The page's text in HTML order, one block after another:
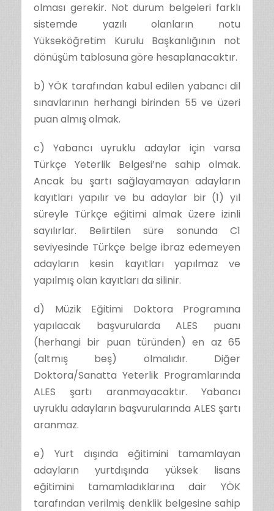
olması gerekir. Not durum belgeleri farklı
sistemde yazılı olanların notu
Yükseköğretim Kurulu Başkanlığının not
dönüşüm tablosuna göre hesaplanacaktır.
b) YÖK tarafından kabul edilen yabancı dil
sınavlarının herhangi birinden 55 ve üzeri
puan almış olmak.
c) Yabancı uyruklu adaylar için varsa
Türkçe Yeterlik Belgesi’ne sahip olmak.
Ancak bu şartı sağlayamayan adayların
kayıtları yapılır ve bu adaylar bir (1) yıl
süreyle Türkçe eğitimi almak üzere izinli
sayılırlar. Belirtilen süre sonunda C1
seviyesinde Türkçe belge ibraz edemeyen
adayların kesin kayıtları yapılmaz ve
yapılmış olan kayıtları da silinir.
d) Müzik Eğitimi Doktora Programına
yapılacak başvurularda ALES puanı
(herhangi bir puan türünden) en az 65
(altmış beş) olmalıdır. Diğer
Doktora/Sanatta Yeterlik Programlarında
ALES şartı aranmayacaktır. Yabancı
uyruklu adayların başvurularında ALES şartı
aranmaz.
e) Yurt dışında eğitimini tamamlayan
adayların yurtdışında yüksek lisans
eğitimini tamamladıklarına dair YÖK
tarafından verilmiş denklik belgesine sahip